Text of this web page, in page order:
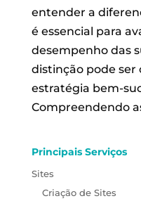
entender a
é essencial para
desempenho das
distinção pode ser
estratégia bem-
Compreendendo
Principais Serviços
Sites
Criação de Sites